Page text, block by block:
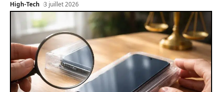
High-Tech 3 juillet 2026